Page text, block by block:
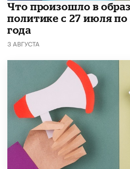
​Что произошло в
политике с 27 июля по
года
3 АВГУСТА